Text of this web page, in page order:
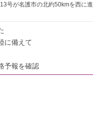
号が名護市の北約50kmを西に進
に備えて
予報を確認